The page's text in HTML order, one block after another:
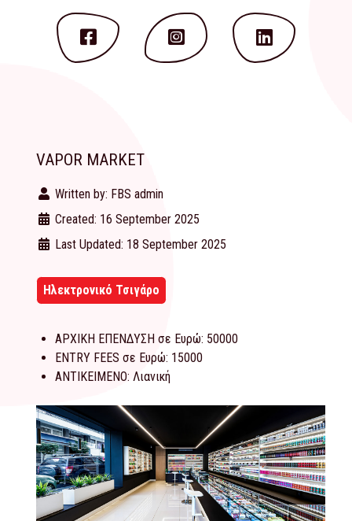
VAPOR MARKET
Written by: FBS admin
Created: 16 September 2025
Last Updated: 18 September 2025
Ηλεκτρονικό Τσιγάρο
ΑΡΧΙΚΗ ΕΠΕΝΔΥΣΗ σε Ευρώ: 50000
ENTRY FEES σε Ευρώ: 15000
ΑΝΤΙΚΕΙΜΕΝΟ: Λιανική